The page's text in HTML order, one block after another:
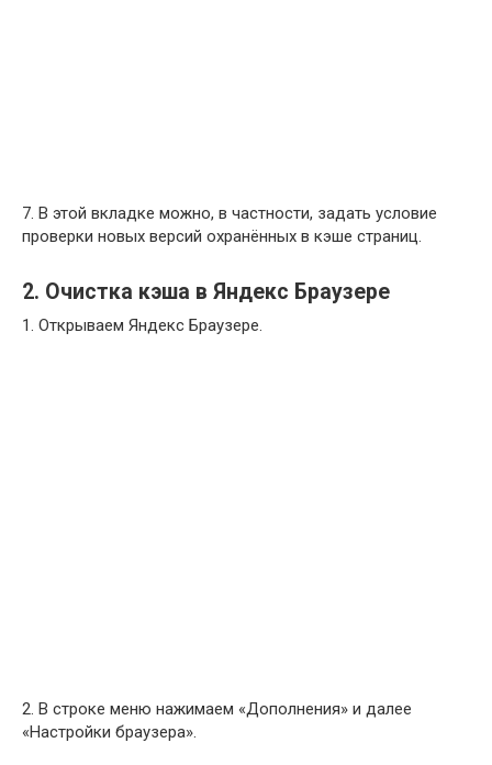
7. В этой вкладке можно, в частности, задать условие
проверки новых версий охранённых в кэше страниц.
2. Очистка кэша в Яндекс Браузере
1. Открываем Яндекс Браузере.
2. В строке меню нажимаем «Дополнения» и далее
«Настройки браузера».